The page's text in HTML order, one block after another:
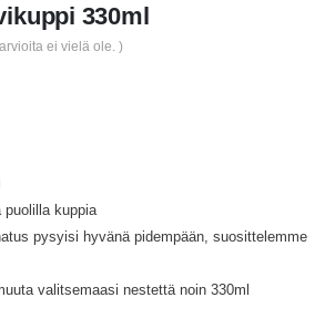
330ml
ei vielä ole. )
puolilla kuppia
pysyisi hyvänä pidempään, suosittelemme
valitsemaasi nestettä noin 330ml